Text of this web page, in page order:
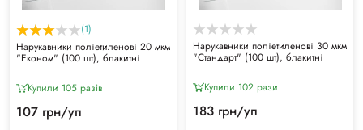
(1)
Нарукавники поліетиленові 20 мкм
"Економ" (100 шт), блакитні
Купили 105 разiв
107 грн/уп
Нарукавники поліетиленові 30 мкм
"Стандарт" (100 шт), блакитні
Купили 102 рази
183 грн/уп